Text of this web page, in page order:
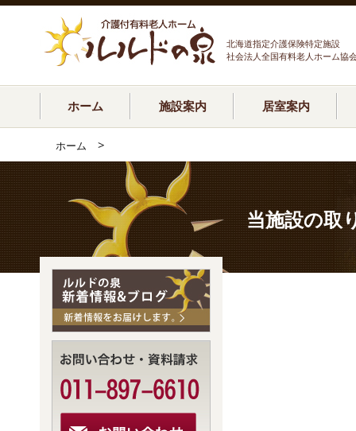
北海道指定介護保険特定施設
社会法人全国有料老人ホーム協
ホーム 施設案内 居室案内
ホーム >
当施設の取